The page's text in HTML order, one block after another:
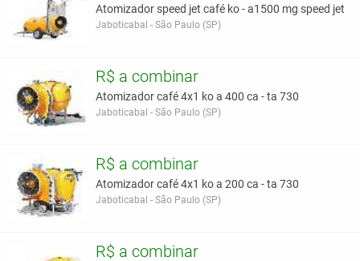
Atomizador speed jet café ko - a1500 mg speed jet
Jaboticabal - São Paulo (SP)
R$ a combinar
Atomizador café 4x1 ko a 400 ca - ta 730
Jaboticabal - São Paulo (SP)
R$ a combinar
Atomizador café 4x1 ko a 200 ca - ta 730
Jaboticabal - São Paulo (SP)
R$ a combinar